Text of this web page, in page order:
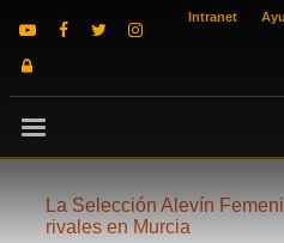
Intranet
La Selección Alevín
rivales en Murcia